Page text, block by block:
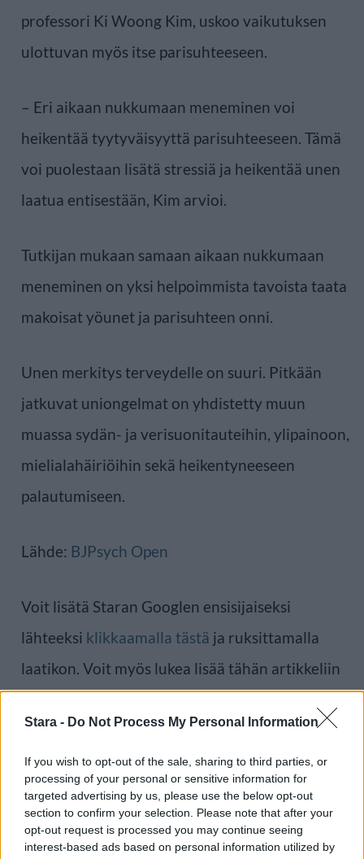
Stara - Do Not Process My Personal Information
If you wish to opt-out of the sale, sharing to third parties, or
processing of your personal or sensitive information for
targeted advertising by us, please use the below opt-out
section to confirm your selection. Please note that after your
opt-out request is processed you may continue seeing
interest-based ads based on personal information utilized by
professori Ki Woong Kim, uskoo vaikutuksen
ulottuvan myös itse parisuhteeseen.
– Eri aikaan nukkumaan meneminen voi
heikentää tyytyväisyyttä parisuhteeseen. Tämä
voi puolestaan lisätä stressiä ja heikentää unen
laatua entisestään, Kim arvioi.
Tutkijan mukaan samaan aikaan nukkumaan
meneminen on yksi helpoimmista tavoista taata
makoisat yöunet ja parisuhteen onni.
Unen merkitys terveydelle on suuri. Pitkään
jatkuvat uniongelmat on yhdistetty muun
muassa sydän- ja verisuonitauteihin, ylipainoon,
mielialahäiriöihin sekä heikentyneeseen
palautumiseen.
Lähde: BJPsych Open
Voit lisätä Staran Googlen ensisijaiseksi
lähteeksi klikkaamalla tästä ja ruksittamalla
laatikon. Voit myös lukea lisää tähän artikkeliin
nukkuminen,pariskunta tai laajemmin samasta
aihealueestaTerveys-osioistamme.
Ilmoita virheestä·Tietoa meistä·Toimitusperiaatteet